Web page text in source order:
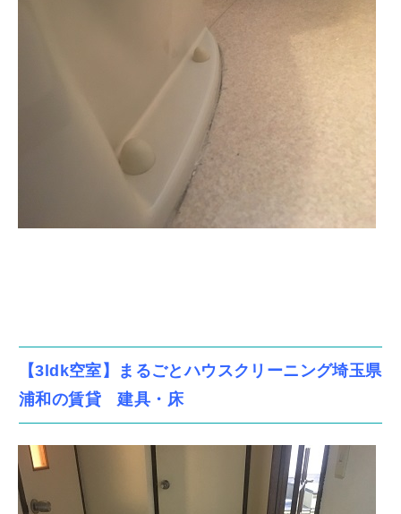
【3ldk空室】まるごとハウスクリーニング埼玉県
浦和の賃貸 建具・床